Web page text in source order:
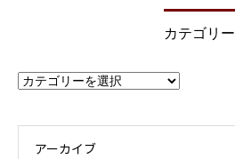
カテゴリー
カ
テ
ー
アーカイブ